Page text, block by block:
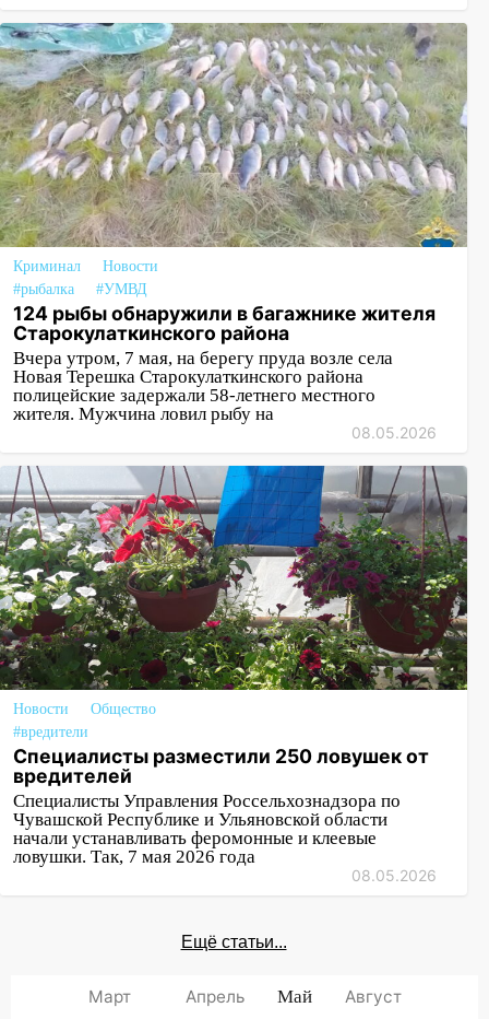
Криминал
Новости
#рыбалка
#УМВД
124 рыбы обнаружили в багажнике жителя
Старокулаткинского района
Вчера утром, 7 мая, на берегу пруда возле села
Новая Терешка Старокулаткинского района
полицейские задержали 58-летнего местного
жителя. Мужчина ловил рыбу на
08.05.2026
Новости
Общество
#вредители
Специалисты разместили 250 ловушек от
вредителей
Специалисты Управления Россельхознадзора по
Чувашской Республике и Ульяновской области
начали устанавливать феромонные и клеевые
ловушки. Так, 7 мая 2026 года
08.05.2026
Ещё статьи...
Март Апрель Май Август